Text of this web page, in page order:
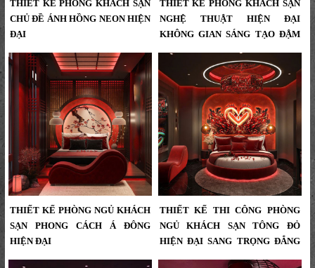
THIẾT KẾ PHÒNG KHÁCH SẠN
CHỦ ĐỀ ÁNH HỒNG NEON HIỆN
ĐẠI
Thiết Kế Phòng Khách Sạn Chủ Đề
Ánh Hồng Neon Hiện Đại – KTV
Group...
THIẾT KẾ PHÒNG KHÁCH SẠN
NGHỆ THUẬT HIỆN ĐẠI
KHÔNG GIAN SÁNG TẠO ĐẬM
Thiết Kế Phòng Khách Sạn Nghệ
Thuật Hiện Đại – Không Gian Ấn
Tượng, Độc Bản, Sang Trọng | KTV
Group...
THIẾT KẾ PHÒNG NGỦ KHÁCH
SẠN PHONG CÁCH Á ĐÔNG
HIỆN ĐẠI
Thiết Kế Thi Công Phòng Ngủ
THIẾT KẾ THI CÔNG PHÒNG
NGỦ KHÁCH SẠN TÔNG ĐỎ
HIỆN ĐẠI SANG TRỌNG ĐẲNG